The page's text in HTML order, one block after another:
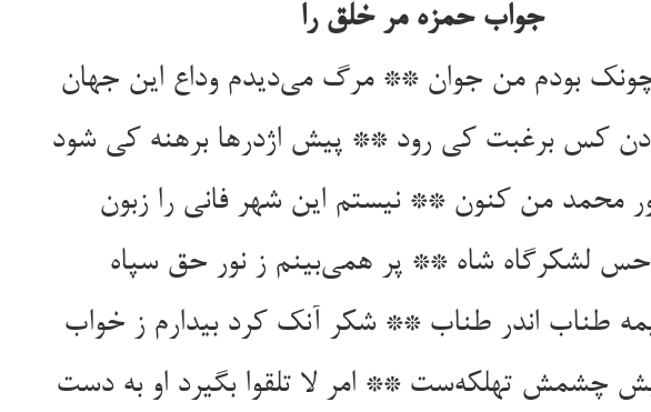
جواب حمزه مر خلق را
بودم من جوان ** مرگ می‌دیدم وداع این جهان
کس برغبت کی رود ** پیش اژدرها برهنه کی شود
محمد من کنون ** نیستم این شهر فانی را زبون
حس لشکرگاه شاه ** پر همی‌بینم ز نور حق سپاه
طناب اندر طناب ** شکر آنک کرد بیدارم ز خواب
چشمش تهلکه‌ست ** امر لا تلقوا بگیرد او به دست